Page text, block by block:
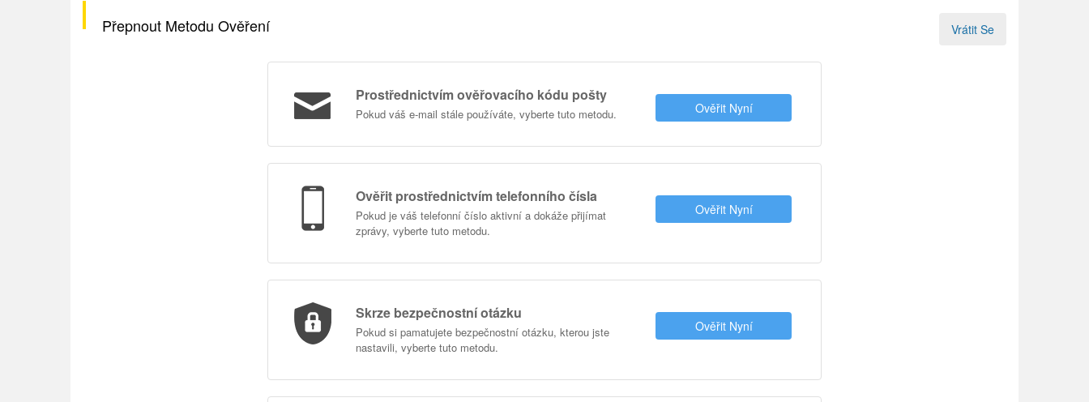
Přepnout Metodu Ověření Vrátit Se
Prostřednictvím ověřovacího kódu pošty
Pokud váš e-mail stále používáte, vyberte tuto metodu. Ověřit Nyní
Ověřit prostřednictvím telefonního čísla
Pokud je váš telefonní číslo aktivní a dokáže přijímat
zprávy, vyberte tuto metodu.
Ověřit Nyní
Skrze bezpečnostní otázku
Pokud si pamatujete bezpečnostní otázku, kterou jste
nastavili, vyberte tuto metodu.
Ověřit Nyní